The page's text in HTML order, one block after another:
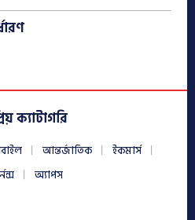
ক্যাটাগরি
আন্তর্জাতিক
ইকমার্স
অ্যাপস